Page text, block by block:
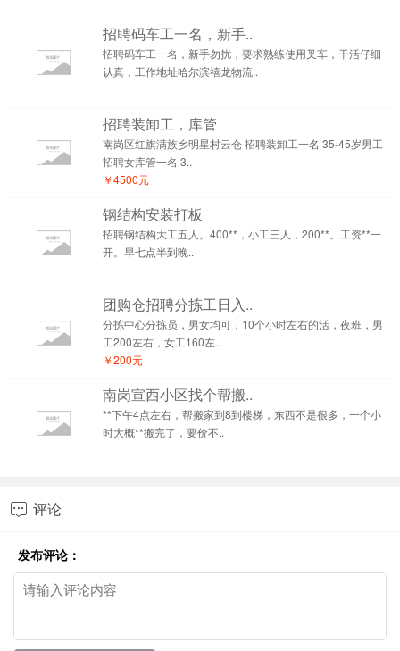
招聘码车工一名，新手..
招聘码车工一名，新手勿扰，要求熟练使用叉车，干活仔细
认真，工作地址哈尔滨禧龙物流..
招聘装卸工，库管
南岗区红旗满族乡明星村云仓 招聘装卸工一名 35-45岁男工
招聘女库管一名 3..
￥4500元
钢结构安装打板
招聘钢结构大工五人。400**，小工三人，200**。工资**一
开。早七点半到晚..
团购仓招聘分拣工日入..
分拣中心分拣员，男女均可，10个小时左右的活，夜班，男
工200左右，女工160左..
￥200元
南岗宣西小区找个帮搬..
**下午4点左右，帮搬家到8到楼梯，东西不是很多，一个小
时大概**搬完了，要价不..
 评论
发布评论：